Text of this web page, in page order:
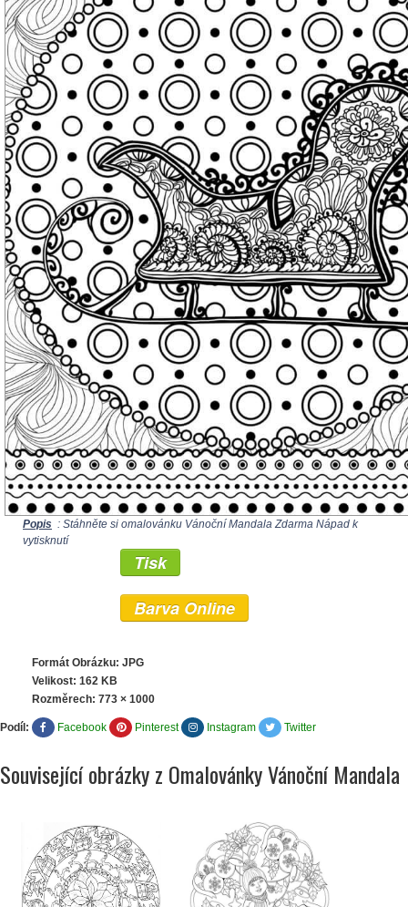
Popis : Stáhněte si omalovánku Vánoční Mandala Zdarma Nápad k
vytisknutí
Tisk
Barva Online
Formát Obrázku: JPG
Velikost: 162 KB
Rozměrech: 773 × 1000
Podíl: Facebook Pinterest Instagram Twitter
Související obrázky z Omalovánky Vánoční Mandala